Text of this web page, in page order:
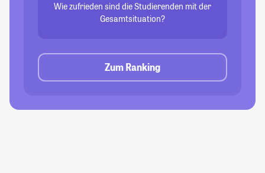
Wie zufrieden sind die Studierenden mit der
Gesamtsituation?
Zum Ranking